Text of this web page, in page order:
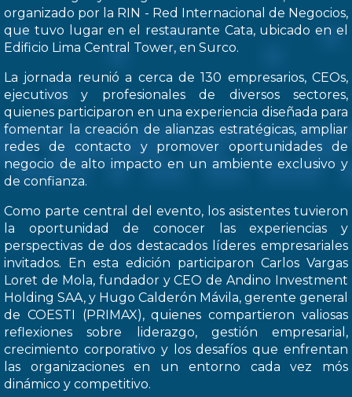
organizado por la RIN - Red Internacional de Negocios,
que tuvo lugar en el restaurante Cata, ubicado en el
Edificio Lima Central Tower, en Surco.
La jornada reunió a cerca de 130 empresarios, CEOs,
ejecutivos y profesionales de diversos sectores,
quienes participaron en una experiencia diseñada para
fomentar la creación de alianzas estratégicas, ampliar
redes de contacto y promover oportunidades de
negocio de alto impacto en un ambiente exclusivo y
de confianza.
Como parte central del evento, los asistentes tuvieron
la oportunidad de conocer las experiencias y
perspectivas de dos destacados líderes empresariales
invitados. En esta edición participaron Carlos Vargas
Loret de Mola, fundador y CEO de Andino Investment
Holding SAA, y Hugo Calderón Mávila, gerente general
de COESTI (PRIMAX), quienes compartieron valiosas
reflexiones sobre liderazgo, gestión empresarial,
crecimiento corporativo y los desafíos que enfrentan
las organizaciones en un entorno cada vez mós
dinámico y competitivo.